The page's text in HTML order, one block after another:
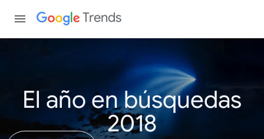
Trends
El año en búsquedas
2018